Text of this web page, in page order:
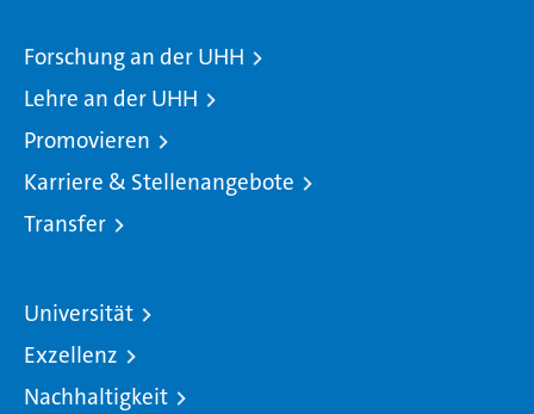
Forschung an der UHH
Lehre an der UHH
Promovieren
Karriere & Stellenangebote
Transfer
Universität
Exzellenz
Nachhaltigkeit